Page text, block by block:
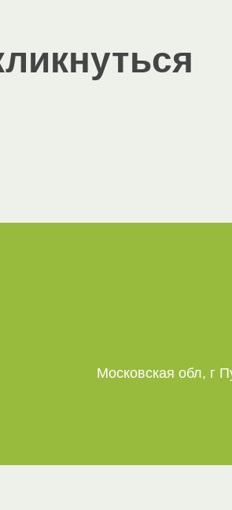
Московская обл, г